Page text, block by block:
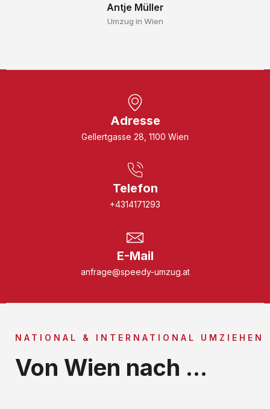
Antje Müller
Umzug in Wien
Adresse
Gellertgasse 28, 1100 Wien
Telefon
+4314171293
E-Mail
anfrage@speedy-umzug.at
NATIONAL & INTERNATIONAL UMZIEHEN
Von Wien nach ...